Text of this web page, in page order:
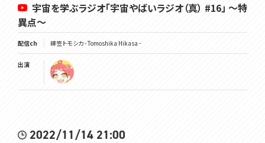
宇宙を学ぶラジオ「宇宙やばいラジオ（真） #16」 ～特
異点～
配信ch 緋笠トモシカ - Tomoshika Hikasa -
出演
2022/11/14 21:00